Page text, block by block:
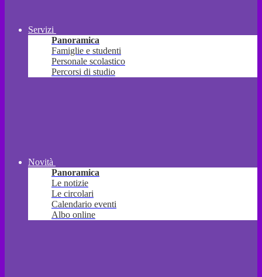
Servizi
Panoramica
Famiglie e studenti
Personale scolastico
Percorsi di studio
Novità
Panoramica
Le notizie
Le circolari
Calendario eventi
Albo online